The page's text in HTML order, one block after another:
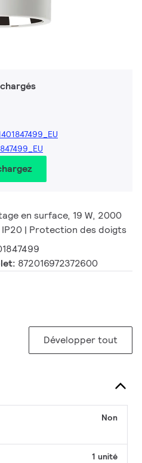
en surface, 19 W, 2000
| Protection des doigts
872016972372600
Développer tout
Non
1 unité